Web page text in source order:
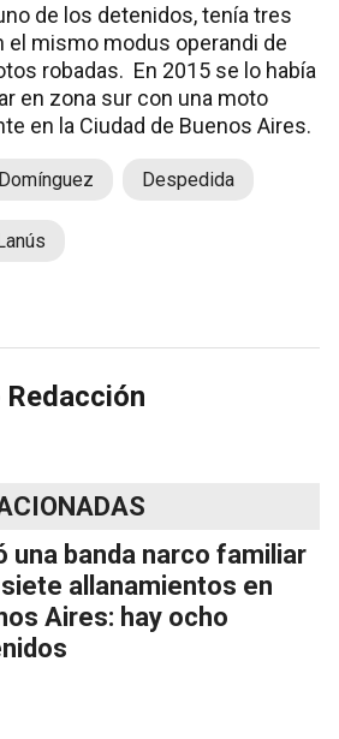
de los detenidos, tenía tres
el mismo modus operandi de
robadas. En 2015 se lo había
en zona sur con una moto
en la Ciudad de Buenos Aires.
Despedida
una banda narco familiar
allanamientos en
Aires: hay ocho